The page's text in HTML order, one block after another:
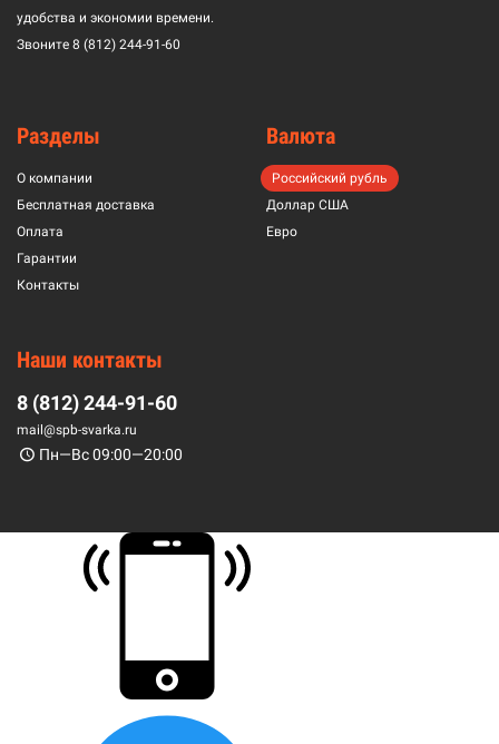
удобства и экономии времени.
Звоните 8 (812) 244-91-60
Разделы
О компании
Бесплатная доставка
Оплата
Гарантии
Контакты
Валюта
Российский рубль
Доллар США
Евро
Наши контакты
8 (812) 244-91-60
mail@spb-svarka.ru
Пн—Вс 09:00—20:00